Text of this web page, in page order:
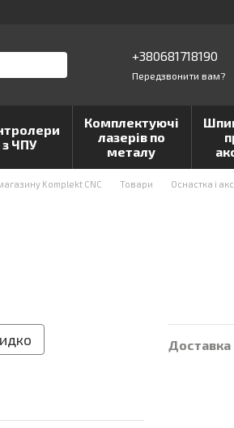
+380681718190
Передзвонити вам?
з ЧПУ
Комплектуючі
лазерів по
металу
Komplekt CNC Товари Оснастка і
Доставка